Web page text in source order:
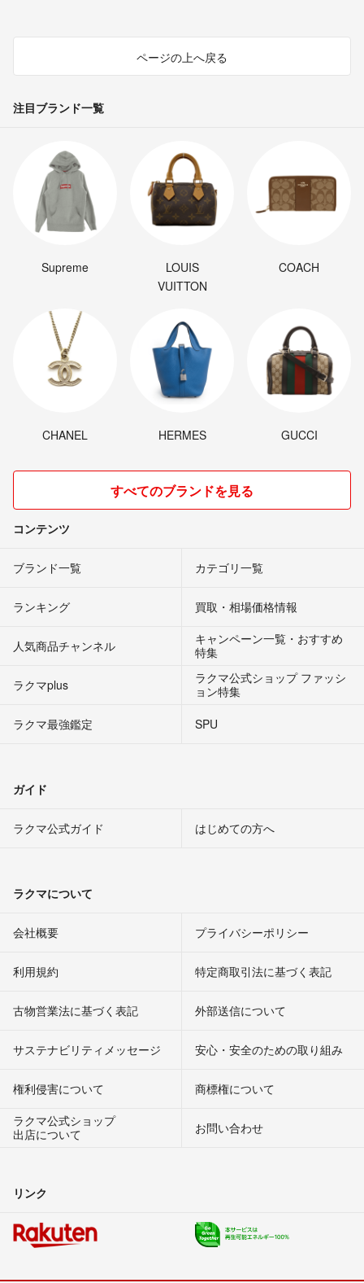
ページの上へ戻る
注目ブランド一覧
Supreme
LOUIS
VUITTON
COACH
CHANEL HERMES GUCCI
すべてのブランドを見る
コンテンツ
ブランド一覧 カテゴリ一覧
ランキング 買取・相場価格情報
人気商品チャンネル
キャンペーン一覧・おすすめ
特集
ラクマplus
ラクマ公式ショップ ファッシ
ョン特集
ラクマ最強鑑定
SPU
ガイド
ラクマ公式ガイド はじめての方へ
ラクマについて
会社概要 プライバシーポリシー
利用規約 特定商取引法に基づく表記
古物営業法に基づく表記 外部送信について
サステナビリティメッセージ 安心・安全のための取り組み
権利侵害について
商標権について
ラクマ公式ショップ
出店について
お問い合わせ
リンク